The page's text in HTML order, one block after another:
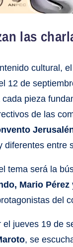
las
cultural,
12 de
pieza
de las
diferentes entre
tema será la
Mario Pérez
del
jueves 19 de
, se